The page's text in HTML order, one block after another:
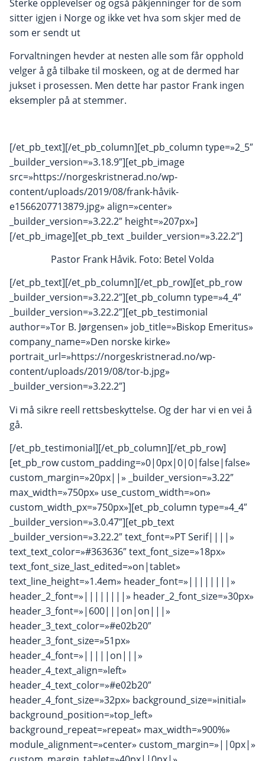
sitter igjen i Norge og ikke vet hva som skjer med de
som er sendt ut
Forvaltningen hevder at nesten alle som får opphold
velger å gå tilbake til moskeen, og at de dermed har
jukset i prosessen. Men dette har pastor Frank ingen
eksempler på at stemmer.
[/et_pb_text][/et_pb_column][et_pb_column type=»2_5″
_builder_version=»3.18.9″][et_pb_image
src=»https://norgeskristnerad.no/wp-
content/uploads/2019/08/frank-håvik-
e1566207713879.jpg» align=»center»
_builder_version=»3.22.2″ height=»207px»]
[/et_pb_image][et_pb_text _builder_version=»3.22.2″]
Pastor Frank Håvik. Foto: Betel Volda
[/et_pb_text][/et_pb_column][/et_pb_row][et_pb_row
_builder_version=»3.22.2″][et_pb_column type=»4_4″
_builder_version=»3.22.2″][et_pb_testimonial
author=»Tor B. Jørgensen» job_title=»Biskop Emeritus»
company_name=»Den norske kirke»
portrait_url=»https://norgeskristnerad.no/wp-
content/uploads/2019/08/tor-b.jpg»
_builder_version=»3.22.2″]
Vi må sikre reell rettsbeskyttelse. Og der har vi en vei å
gå.
[/et_pb_testimonial][/et_pb_column][/et_pb_row]
[et_pb_row custom_padding=»0|0px|0|0|false|false»
custom_margin=»20px||» _builder_version=»3.22″
max_width=»750px» use_custom_width=»on»
custom_width_px=»750px»][et_pb_column type=»4_4″
_builder_version=»3.0.47″][et_pb_text
_builder_version=»3.22.2″ text_font=»PT Serif||||»
text_text_color=»#363636″ text_font_size=»18px»
text_font_size_last_edited=»on|tablet»
text_line_height=»1.4em» header_font=»||||||||»
header_2_font=»||||||||» header_2_font_size=»30px»
header_3_font=»|600|||on|on|||»
header_3_text_color=»#e02b20″
header_3_font_size=»51px»
header_4_font=»|||||on|||»
header_4_text_align=»left»
header_4_text_color=»#e02b20″
header_4_font_size=»32px» background_size=»initial»
background_position=»top_left»
background_repeat=»repeat» max_width=»900%»
module_alignment=»center» custom_margin=»||0px|»